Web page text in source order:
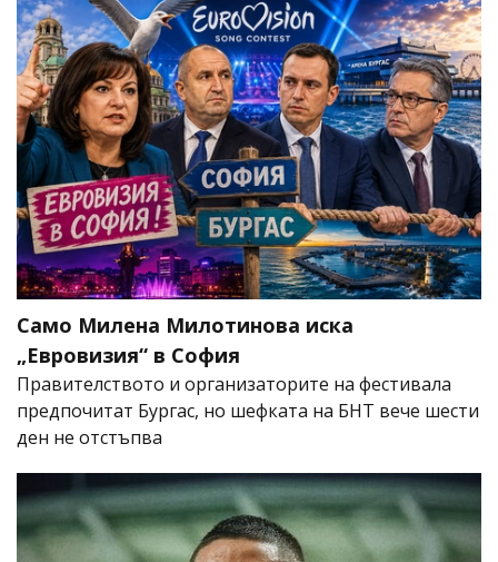
Само Милена Милотинова иска
„Евровизия“ в София
Правителството и организаторите на фестивала
предпочитат Бургас, но шефката на БНТ вече шести
ден не отстъпва